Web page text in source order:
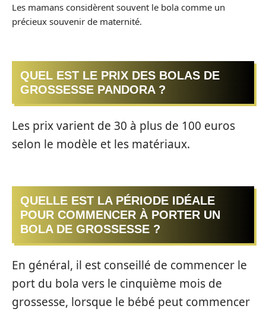
Les mamans considèrent souvent le bola comme un
précieux souvenir de maternité.
QUEL EST LE PRIX DES BOLAS DE
GROSSESSE PANDORA ?
Les prix varient de 30 à plus de 100 euros
selon le modèle et les matériaux.
QUELLE EST LA PÉRIODE IDÉALE
POUR COMMENCER À PORTER UN
BOLA DE GROSSESSE ?
En général, il est conseillé de commencer le
port du bola vers le cinquième mois de
grossesse, lorsque le bébé peut commencer